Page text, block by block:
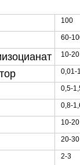
100
60-
10-20
0,01-
0,5-
0,8-
10-20
20-30
2-3